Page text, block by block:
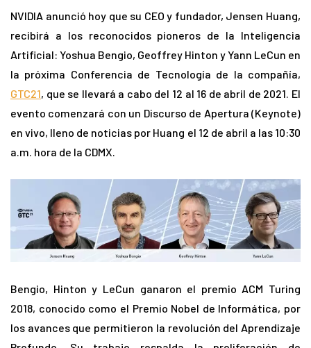
NVIDIA anunció hoy que su CEO y fundador, Jensen Huang,
recibirá a los reconocidos pioneros de la Inteligencia
Artificial: Yoshua Bengio, Geoffrey Hinton y Yann LeCun en
la próxima Conferencia de Tecnología de la compañía,
GTC21, que se llevará a cabo del 12 al 16 de abril de 2021. El
evento comenzará con un Discurso de Apertura (Keynote)
en vivo, lleno de noticias por Huang el 12 de abril a las 10:30
a.m. hora de la CDMX.
Bengio, Hinton y LeCun ganaron el premio ACM Turing
2018, conocido como el Premio Nobel de Informática, por
los avances que permitieron la revolución del Aprendizaje